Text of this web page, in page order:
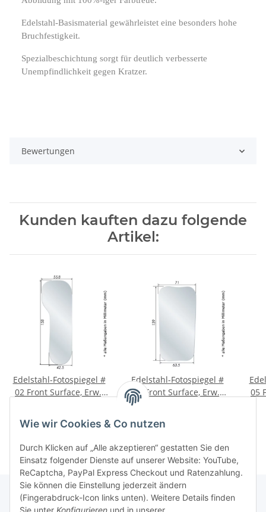
Edelstahl-Basismaterial gewährleistet eine besonders hohe
Bruchfestigkeit.
Spezialbeschichtung sorgt für deutlich verbesserte
Unempfindlichkeit gegen Kratzer.
Bewertungen
Kunden kauften dazu folgende
Artikel:
Edelstahl-Fotospiegel #
02 Front Surface, Erw.,
Edelstahl-Fotospiegel #
03 Front Surface, Erw.,
05
Wie wir Cookies & Co nutzen
Durch Klicken auf „Alle akzeptieren“ gestatten Sie den
Einsatz folgender Dienste auf unserer Website: YouTube,
ReCaptcha, PayPal Express Checkout und Ratenzahlung.
Sie können die Einstellung jederzeit ändern
(Fingerabdruck-Icon links unten). Weitere Details finden